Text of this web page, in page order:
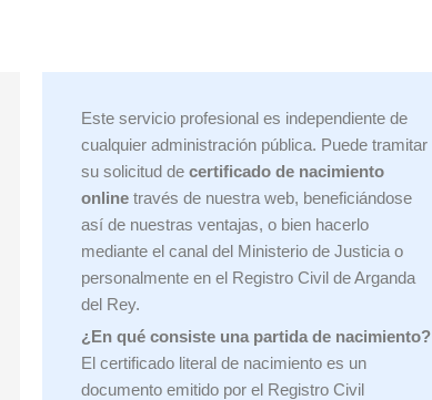
Este servicio profesional es independiente de
cualquier administración pública. Puede tramitar
su solicitud decertificado de nacimiento
online través de nuestra web, beneficiándose
así de nuestras ventajas, o bien hacerlo
mediante el canal del Ministerio de Justicia o
personalmente en el Registro Civil de Arganda
del Rey.
¿En qué consiste una partida de nacimiento?
El certificado literal de nacimiento es un
documento emitido por el Registro Civil